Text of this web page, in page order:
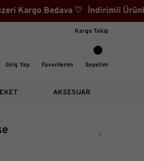
Bedava ♡ İndirimli
Kargo Takip
Giriş Yap Favorilerim Sepetim
AKSESUAR